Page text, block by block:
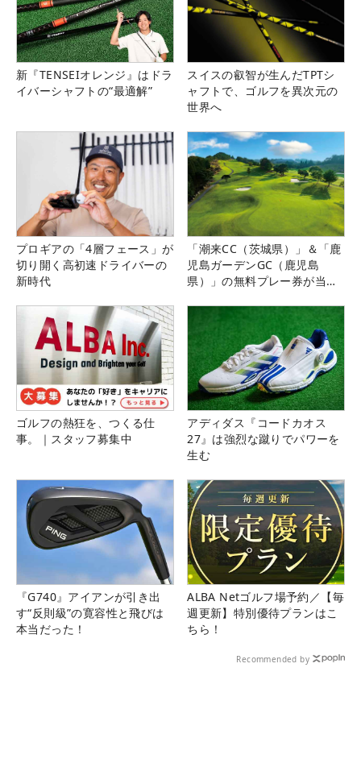
新『TENSEIオレンジ』はドラ
イバーシャフトの“最適解”
スイスの叡智が生んだTPTシ
ャフトで、ゴルフを異次元の
世界へ
プロギアの「4層フェース」が
切り開く高初速ドライバーの
新時代
「潮来CC（茨城県）」＆「鹿
児島ガーデンGC（鹿児島
県）」の無料プレー券が当た
ゴルフの熱狂を、つくる仕
事。｜スタッフ募集中
アディダス『コードカオス
27』は強烈な蹴りでパワーを
生む
『G740』アイアンが引き出
す“反則級”の寛容性と飛びは
本当だった！
ALBA Netゴルフ場予約／【毎
週更新】特別優待プランはこ
ちら！
Recommended by